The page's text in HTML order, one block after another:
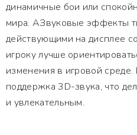
динамичные бои или
мира. АЗвуковые эффекты
действующими на дисплее
игроку лучше
изменения в игровой
поддержка 3D-звука, что
и увлекательным.